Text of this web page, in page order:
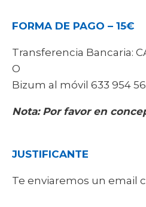
FORMA DE PAGO – 15€
Transferencia Bancaria:
O
Bizum al móvil 633 954
Nota: Por favor en
JUSTIFICANTE
Te enviaremos un email